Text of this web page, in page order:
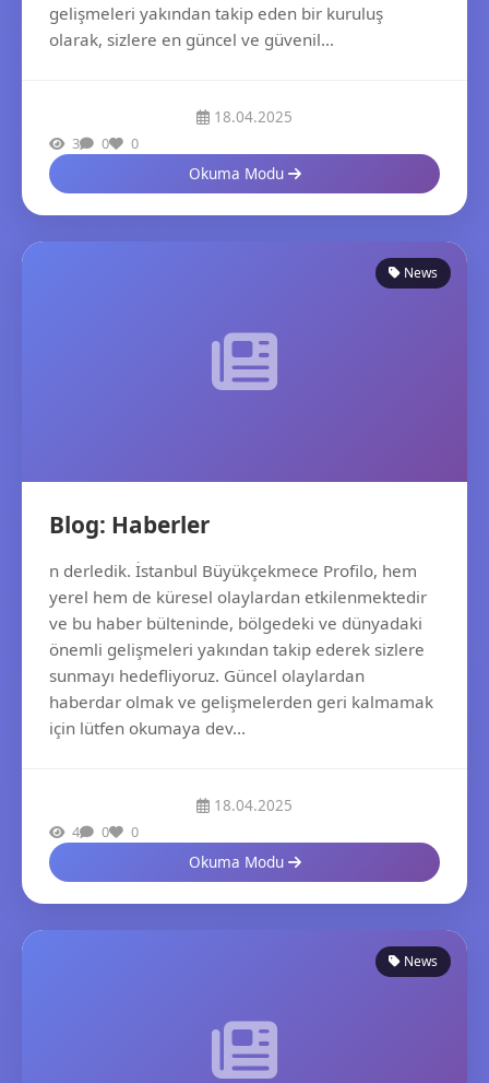
gelişmeleri yakından takip eden bir kuruluş
olarak, sizlere en güncel ve güvenil...
18.04.2025
3 0 0
Okuma Modu
News
Blog: Haberler
n derledik. İstanbul Büyükçekmece Profilo, hem
yerel hem de küresel olaylardan etkilenmektedir
ve bu haber bülteninde, bölgedeki ve dünyadaki
önemli gelişmeleri yakından takip ederek sizlere
sunmayı hedefliyoruz. Güncel olaylardan
haberdar olmak ve gelişmelerden geri kalmamak
için lütfen okumaya dev...
18.04.2025
4 0 0
Okuma Modu
News